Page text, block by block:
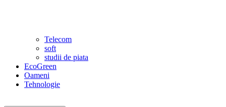
Telecom
soft
studii de piata
EcoGreen
Oameni
Tehnologie